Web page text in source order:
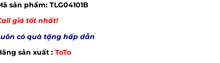
sản phẩm: TLG04101B
giá tốt nhất!
có quà tặng hấp dẫn
sản xuất : ToTo